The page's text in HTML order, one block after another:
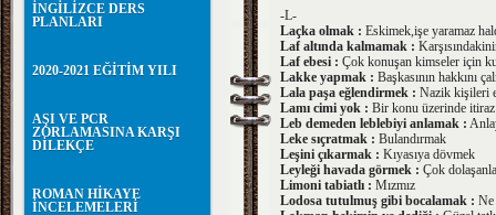
İNGİLİZCE DERS
PLANLARI
2020-2021 EĞİTİM YILI
AŞI VE PCR
ZORLAMASINA KARŞI
DİLEKÇE
ROMAN HİKAYE
İNCELEMELERİ
-L-
Laçka olmak : Eskimek,işe yaramaz
Laf altında kalmamak :
Laf ebesi : Çok konuşan kimseler için
Lakke yapmak : Başkasının hakkını
Lala paşa eğlendirmek : Nazik kişileri
Lamı cimi yok : Bir konu üzerinde
Leb demeden leblebiyi anlamak :
Leke sıçratmak : Bulandırmak
Leşini çıkarmak : Kıyasıya dövmek
Leyleği havada görmek : Çok
Limoni tabiatlı : Mızmız
Lodosa tutulmuş gibi bocalamak : Ne